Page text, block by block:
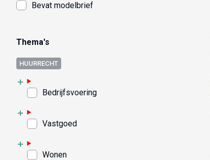
Bevat modelbrief
Thema's
HUURRECHT
Bedrijfsvoering
Vastgoed
Wonen